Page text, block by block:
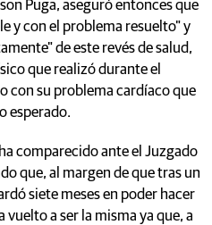
Puga, aseguró entonces que
y con el problema resuelto" y
de este revés de salud,
que realizó durante el
con su problema cardíaco que
esperado.
comparecido ante el Juzgado
que, al margen de que tras un
siete meses en poder hacer
vuelto a ser la misma ya que, a